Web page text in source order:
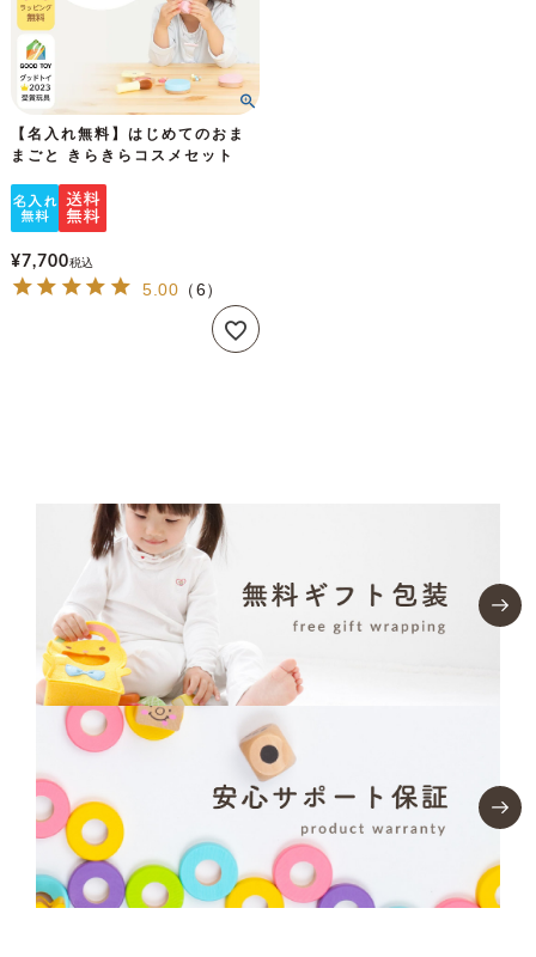
【名入れ無料】はじめてのおま
まごと きらきらコスメセット
¥7,700税込
5.00 （6）